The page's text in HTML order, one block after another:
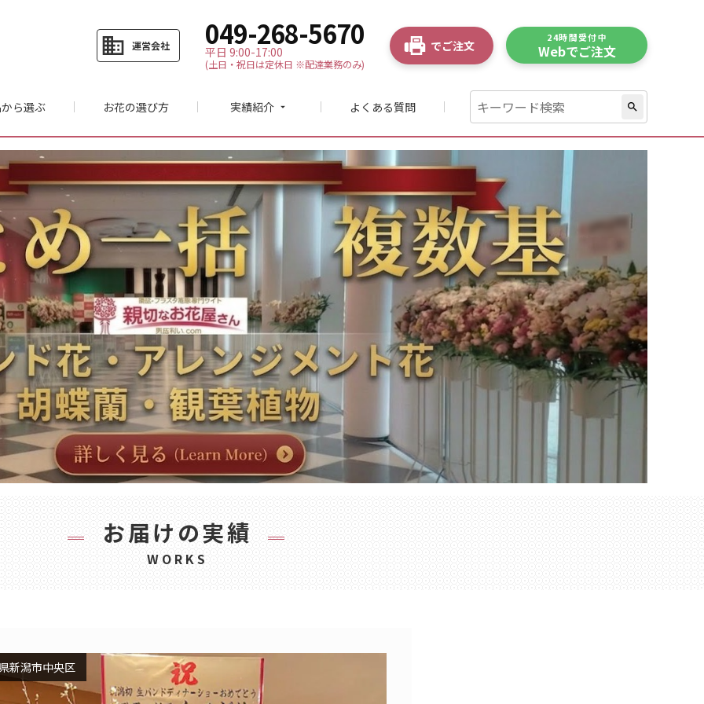
business 運営会社 049-268-5670
平日 9:00-17:00
(土日・祝日は定休日 ※配達業務のみ)
でご注文
24時間受付中
Webでご注文
search
ら選ぶ お花の選び方 実績紹介 arrow_drop_down よくある質問
お届けの実績
WORKS
新潟市中央区